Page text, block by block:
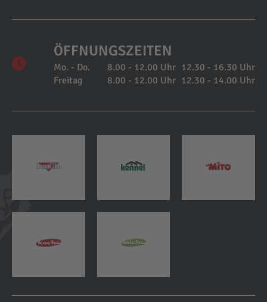
ÖFFNUNGSZEITEN
Mo. - Do. 8.00 - 12.00 Uhr 12.30 - 16.30 Uhr
Freitag
8.00 - 12.00 Uhr 12.30 - 14.00 Uhr